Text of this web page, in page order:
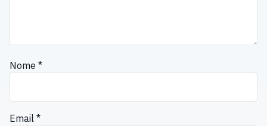
Nome *
Email *